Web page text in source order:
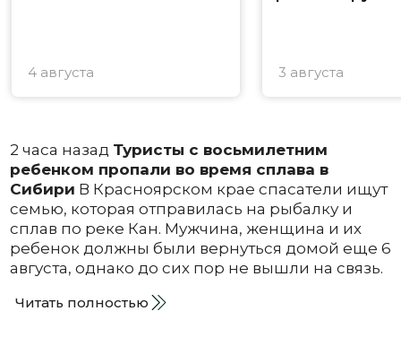
4 августа 3 августа
2 часа назад Туристы с восьмилетним
ребенком пропали во время сплава в
Сибири В Красноярском крае спасатели ищут
семью, которая отправилась на рыбалку и
сплав по реке Кан. Мужчина, женщина и их
ребенок должны были вернуться домой еще 6
августа, однако до сих пор не вышли на связь.
Читать полностью